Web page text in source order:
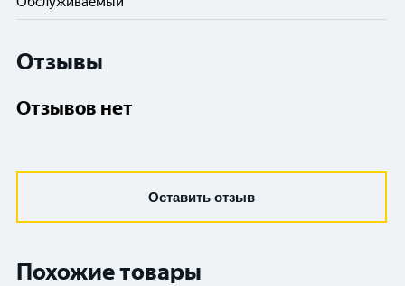
Отзывы
Отзывов нет
Оставить отзыв
Похожие товары